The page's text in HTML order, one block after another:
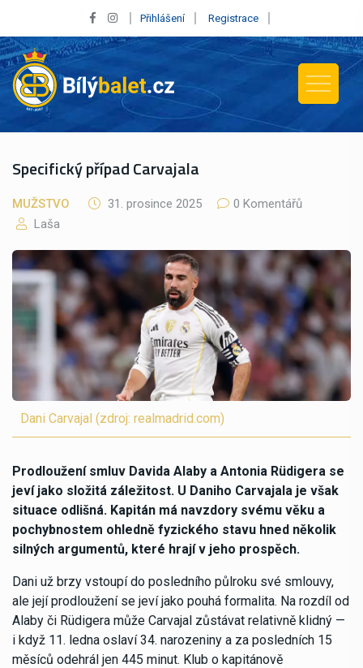
Přihlášení Registrace
Specifický případ Carvajala
MUŽSTVO 31. prosince 2025
0 Komentářů
Laša
Dani Carvajal (zdroj: realmadrid.com)
Prodloužení smluv Davida Alaby a Antonia Rüdigera se
jeví jako složitá záležitost. U Daniho Carvajala je však
situace odlišná. Kapitán má navzdory svému věku a
pochybnostem ohledně fyzického stavu hned několik
silných argumentů, které hrají v jeho prospěch.
Dani už brzy vstoupí do posledního půlroku své smlouvy,
ale její prodloužení se jeví jako pouhá formalita. Na rozdíl od
Alaby či Rüdigera může Carvajal zůstávat relativně klidný —
i když 11. ledna oslaví 34. narozeniny a za posledních 15
měsíců odehrál jen 445 minut. Klub o kapitánově